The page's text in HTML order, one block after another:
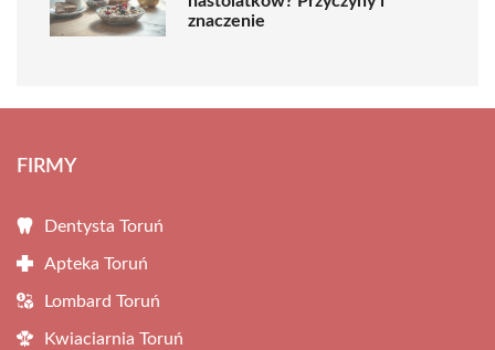
znaczenie
FIRMY
Dentysta Toruń
Apteka Toruń
Lombard Toruń
Kwiaciarnia Toruń